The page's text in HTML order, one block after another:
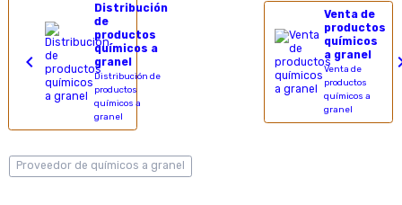
Distribución
de
productos
químicos a
granel
Distribución de
productos
químicos a
granel
Venta de
productos
químicos
a granel
Venta de
productos
químicos a
granel
Proveedor de químicos a granel